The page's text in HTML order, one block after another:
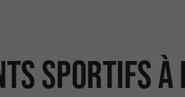
sportifs à